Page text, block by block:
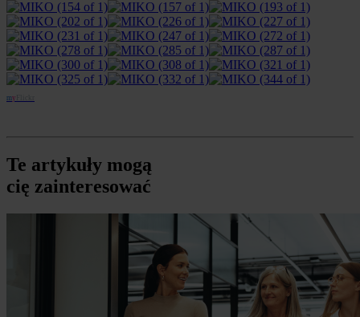
my
Te artykuły mogą
cię zainteresować